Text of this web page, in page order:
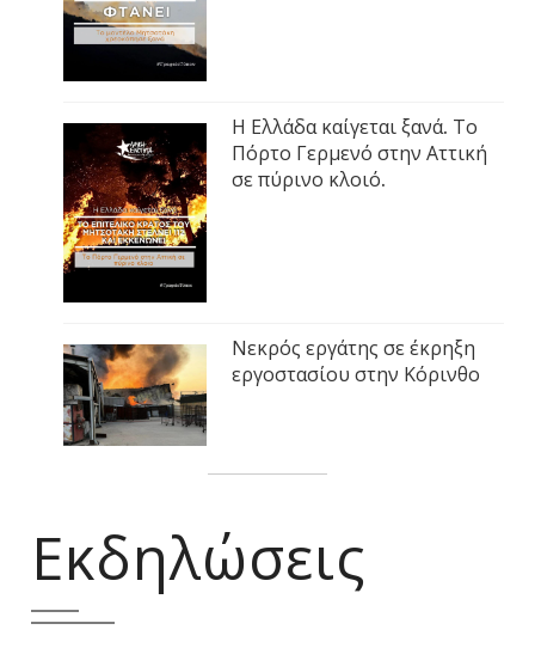
Η Ελλάδα καίγεται ξανά. Το
Πόρτο Γερμενό στην Αττική
σε πύρινο κλοιό.
Νεκρός εργάτης σε έκρηξη
εργοστασίου στην Κόρινθο
Εκδηλώσεις